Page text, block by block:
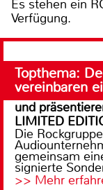
Es stehen ein
Verfügung.
Topthema:
vereinbaren
und
LIMITED
Die
gemeinsam
signierte
>> Mehr